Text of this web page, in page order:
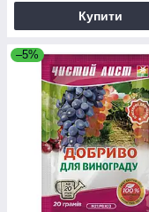
Купити
–5%